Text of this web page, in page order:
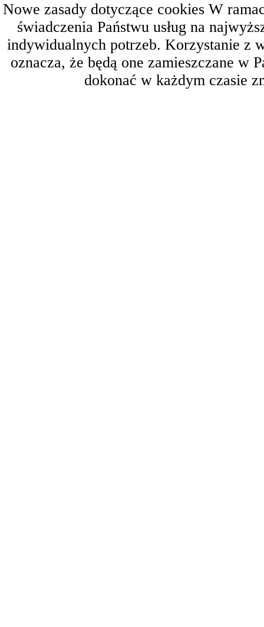
Nowe zasady dotyczące cookies W
świadczenia Państwu usług na
indywidualnych potrzeb. Korzystanie z
oznacza, że będą one zamieszczane w
dokonać w każdym czasie